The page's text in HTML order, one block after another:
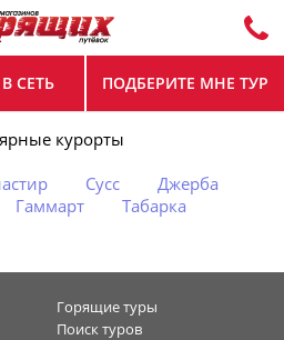
СЕТЬ ПОДБЕРИТЕ МНЕ ТУР
курорты
Сусс
Джерба
Гаммарт Табарка
Горящие туры
Поиск туров